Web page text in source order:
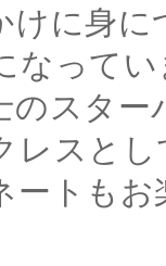
けに身
なって
のスタ
レスと
ートも